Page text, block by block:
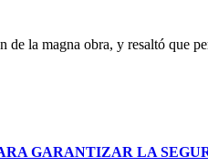
la magna obra, y resaltó que
GARANTIZAR LA